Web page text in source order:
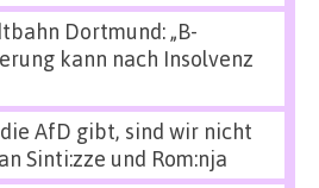
Dortmund: „B-
kann nach Insolvenz
die AfD gibt, sind wir nicht
Sinti:zze und Rom:nja